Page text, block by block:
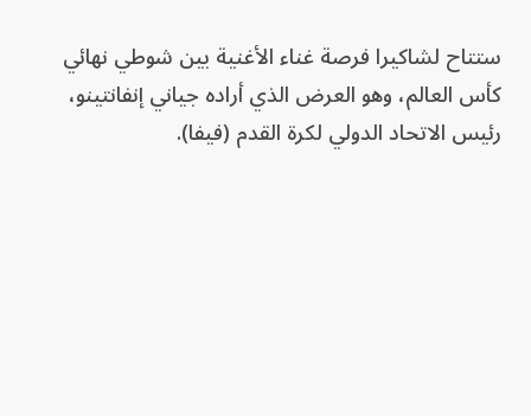
ستتاح لشاكيرا فرصة غناء الأغنية بين شوطي نهائي
كأس العالم، وهو العرض الذي أراده جياني إنفانتينو،
رئيس الاتحاد الدولي لكرة القدم (فيفا).